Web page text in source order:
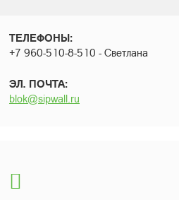
ТЕЛЕФОНЫ:
+7 960-510-8-510 - Светлана
ЭЛ. ПОЧТА:
blok@sipwall.ru